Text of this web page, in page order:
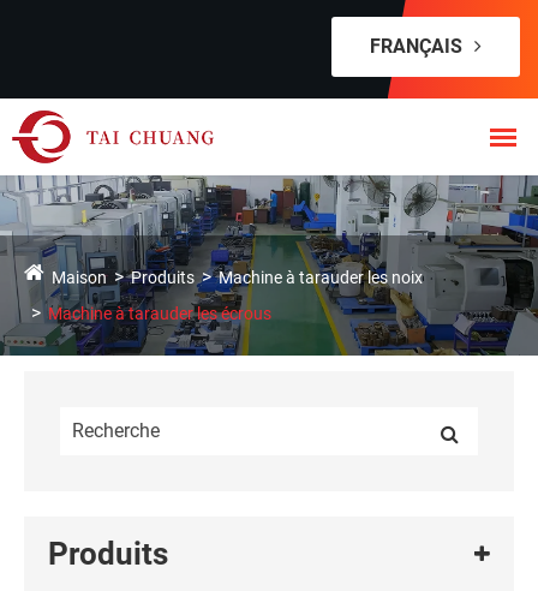
FRANÇAIS
Maison Produits
Machine à tarauder les noix
Machine à tarauder les écrous
Produits